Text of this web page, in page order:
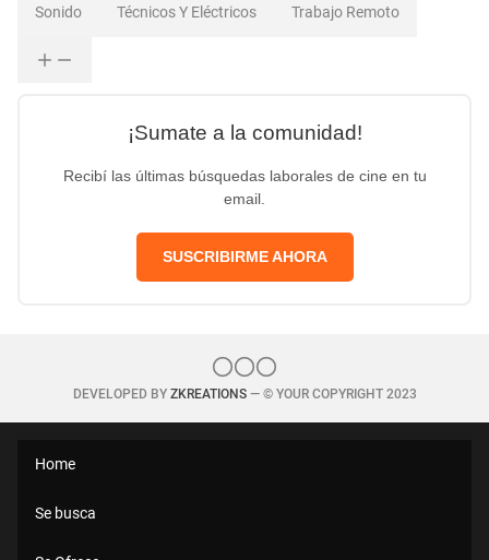
Sonido Técnicos Y Eléctricos Trabajo Remoto
¡Sumate a la comunidad!
Recibí las últimas búsquedas laborales de cine en tu
email.
SUSCRIBIRME AHORA
DEVELOPED BY ZKREATIONS— © YOUR COPYRIGHT 2023
Home
Se busca